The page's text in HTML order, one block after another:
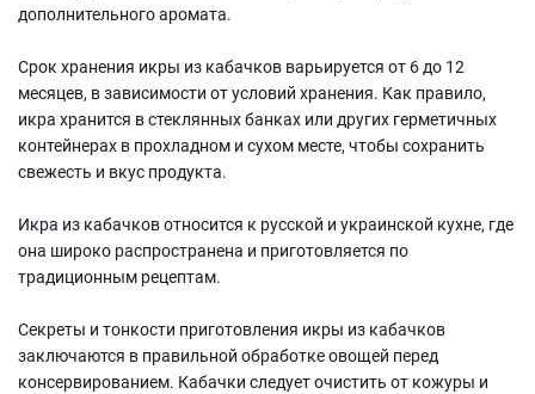
дополнительного аромата.
Срок хранения икры из кабачков варьируется от 6 до 12
месяцев, в зависимости от условий хранения. Как правило,
икра хранится в стеклянных банках или других герметичных
контейнерах в прохладном и сухом месте, чтобы сохранить
свежесть и вкус продукта.
Икра из кабачков относится к русской и украинской кухне, где
она широко распространена и приготовляется по
традиционным рецептам.
Секреты и тонкости приготовления икры из кабачков
заключаются в правильной обработке овощей перед
консервированием. Кабачки следует очистить от кожуры и